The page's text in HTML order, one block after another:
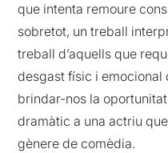
que intenta remoure
sobretot, un treball
treball d’aquells que
desgast físic i emocional
brindar-nos la
dramàtic a una actriu
gènere de comèdia.